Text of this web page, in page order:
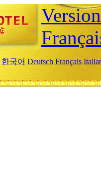
한국어 Deutsch Français